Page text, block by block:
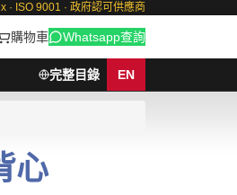
· ISO 9001 · 政府認可供應商
購物車 Whatsapp查詢
完整目錄 EN
心